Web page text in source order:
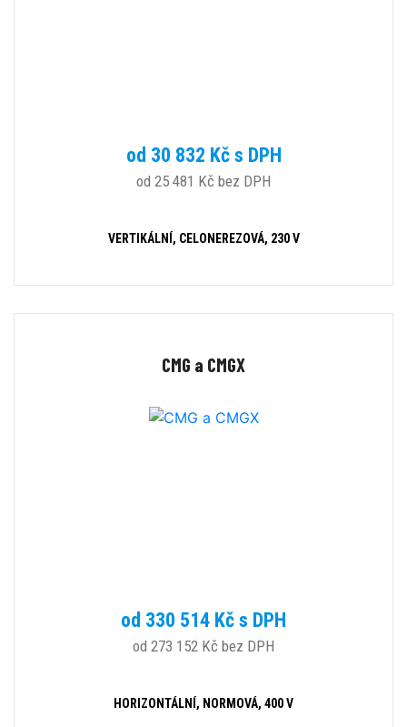
od 30 832 Kč s DPH
od 25 481 Kč bez DPH
VERTIKÁLNÍ, CELONEREZOVÁ, 230 V
CMG a CMGX
od 330 514 Kč s DPH
od 273 152 Kč bez DPH
HORIZONTÁLNÍ, NORMOVÁ, 400 V